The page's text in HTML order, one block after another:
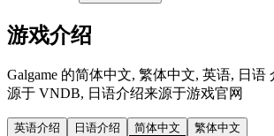
游戏介绍
Galgame 的简体中文, 繁体中文, 英语, 日语
源于 VNDB, 日语介绍来源于游戏官网
英语介绍 日语介绍 简体中文 繁体中文